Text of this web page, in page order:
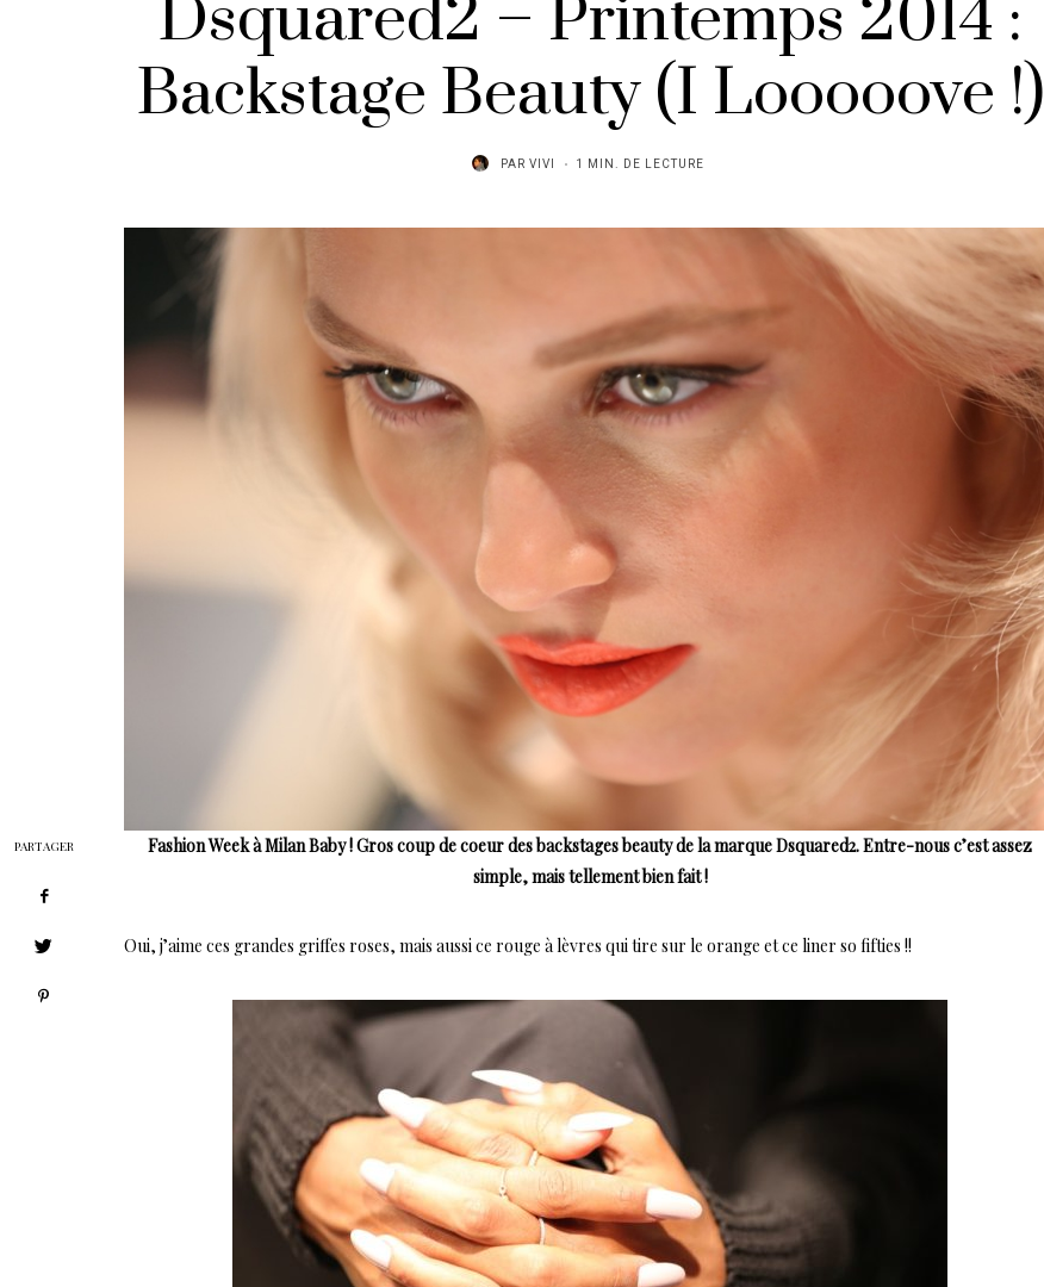
Dsquared2 – Printemps 2014 :
Backstage Beauty (I Looooove !)
PAR VIVI 1 MIN. DE LECTURE
Fashion Week à Milan Baby ! Gros coup de coeur des backstages beauty de la marque Dsquared2. Entre-nous c’est assez
simple, mais tellement bien fait !
Oui, j’aime ces grandes griffes roses, mais aussi ce rouge à lèvres qui tire sur le orange et ce liner so fifties !!
PARTAGER